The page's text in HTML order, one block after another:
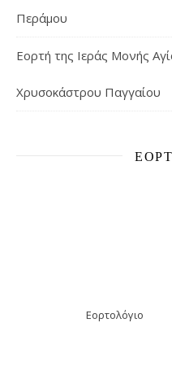
Περάμου
Εορτή της Ιεράς Μονής
Χρυσοκάστρου Παγγαίου
Εορτολόγιο